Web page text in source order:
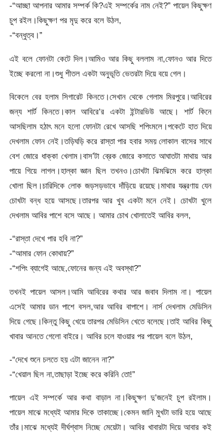
-“আচ্ছা আপনার আমার সম্পর্ক কি?এই সম্পর্কের নাম নেই?” পায়েল কিছুক্ষণ
চুপ রইল।কিছুক্ষণ পর মৃদু করে বলে উঠল,
-“বন্ধুত্ব।”
এই বলে ফোনটা কেটে দিল।আমিও আর কিছু বললাম না,ফোনও আর দিতে
ইচ্ছে করলো না।শুধু শীতল একটা অনুভূতি ভেতরটা দিয়ে বয়ে গেল।
বিকেলে বের হলাম সিগারেট কিনতে।সেখান থেকে গেলাম মিরপুরে।আবিরের
জন্য শার্ট কিনতে।কাল আবিরে’র একটা ইন্টারভিউ আছে। শার্ট কিনে
আসছিলাম হঠাৎ মনে হলো ফোনটা রেখে আসছি শপিংমলে।পকেটে হাত দিয়ে
দেখলাম ফোন নেই।তড়িঘড়ি করে রাস্তা পার হবার সময় লোকাল বাসের সাথে
বেশ জোরে ধাক্কা খেলাম।বাস’টা ব্রেক জোরে কসাতে আঘাতটা মাথায় আর
পায়ে গিয়ে লাগল।হাল্কা জ্ঞান ছিল তখনও।চোখটা ঝিমঝিমে করে হাল্কা
খোলা ছিল।চারিদিকে লোক জড়সড়ভাবে দাঁড়িয়ে রয়েছে।মাথার যন্ত্রণায় যেন
চোখটা বন্ধ হয়ে আসছে।তারপর আর খুব একটা মনে নেই। চোখটা খুলে
দেখলাম আবির পাশে বসে আছে। আমার চোখ খোলাতেই আবির বলল,
-“রাস্তা দেখে পার হবি না?”
-“আমার ফোন কোথায়?”
-“শপিং ব্যাগেই আছে,ফোনের জন্য এই অবস্থা?”
তখনই পায়েল আসল।আমি আবিরের কথার আর জবাব দিলাম না। পায়েল
এসেই আমার ডান পাশে বসল,আর আবির বাপাশে। নার্স দেখলাম মেডিসিন
দিয়ে গেছে।কিন্তু কিছু খেয়ে তারপর মেডিসিন খেতে বলেছে।তাই আবির কিছু
খাবার আনতে গেলো বাইরে। আবির চলে যাওয়ার পর পায়েল বলে উঠল,
-“দেখে শুনে চলতে হয় এটা জানেন না?”
-“খেয়াল ছিল না,তাছাড়া ইচ্ছে করে করিনি তো!”
পায়েল এই সম্পর্কে আর কথা বাড়াল না।কিছুক্ষণ দু’জনেই চুপ রইলাম।
পায়েল মাঝে মধ্যেই আমার দিকে তাকাচ্ছে।কেমন জানি মুখটা ভারি হয়ে আছে
তাঁর।মাঝে মধ্যেই দীর্ঘশ্বাস নিচ্ছে মেয়েটা। আবির খাবারটা দিয়ে আবার কই